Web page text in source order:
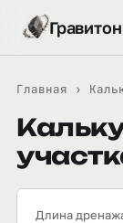
Гравитон
Главная ›
Длина